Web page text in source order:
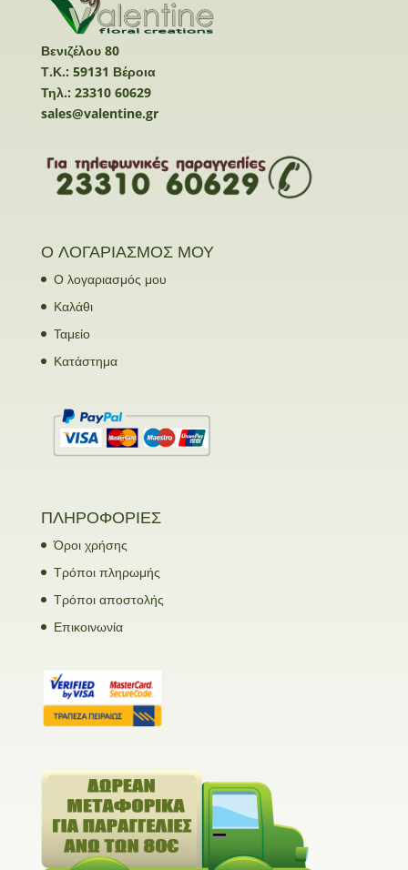
Βενιζέλου 80
Τ.Κ.: 59131 Βέροια
Τηλ.: 23310 60629
sales@valentine.gr
Ο ΛΟΓΑΡΙΑΣΜΟΣ ΜΟΥ
Ο λογαριασμός μου
Καλάθι
Ταμείο
Κατάστημα
ΠΛΗΡΟΦΟΡΙΕΣ
Όροι χρήσης
Τρόποι πληρωμής
Τρόποι αποστολής
Επικοινωνία